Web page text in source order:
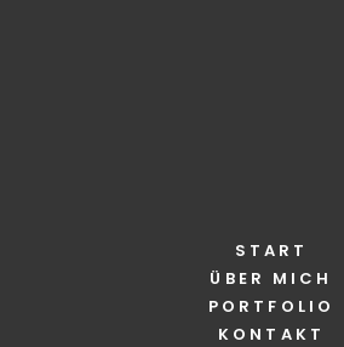
START
ÜBER MICH
PORTFOLIO
KONTAKT